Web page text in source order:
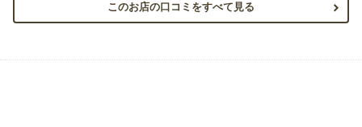
このお店の口コミをすべて見る